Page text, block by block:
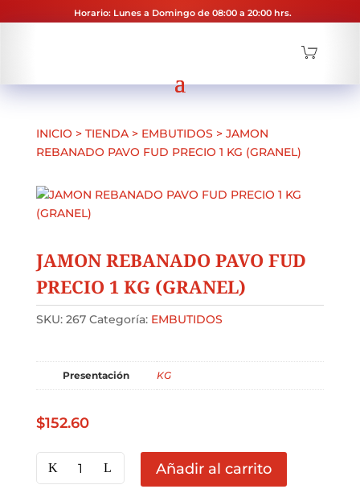
Horario: Lunes a Domingo de 08:00 a 20:00 hrs.
INICIO > TIENDA> EMBUTIDOS > JAMON
REBANADO PAVO FUD PRECIO 1 KG (GRANEL)
JAMON REBANADO PAVO FUD
PRECIO 1 KG (GRANEL)
SKU: 267 Categoría: EMBUTIDOS
Presentación KG
$152.60
JAMON
REBANADO
Añadir al carrito